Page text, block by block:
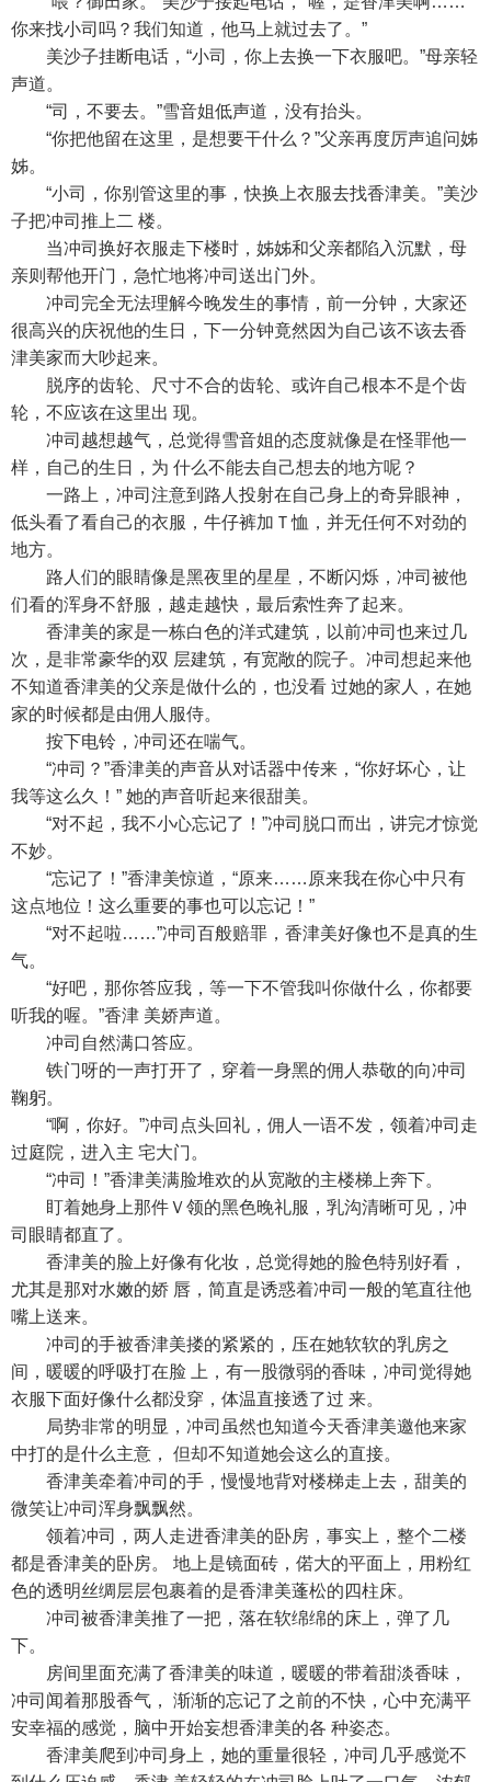
你来找小司吗？我们知道，他马上就过去了。”
美沙子挂断电话，“小司，你上去换一下衣服吧。”母亲轻
声道。
“司，不要去。”雪音姐低声道，没有抬头。
“你把他留在这里，是想要干什么？”父亲再度厉声追问姊
姊。
“小司，你别管这里的事，快换上衣服去找香津美。”美沙
子把冲司推上二 楼。
当冲司换好衣服走下楼时，姊姊和父亲都陷入沉默，母
亲则帮他开门，急忙地将冲司送出门外。
冲司完全无法理解今晚发生的事情，前一分钟，大家还
很高兴的庆祝他的生日，下一分钟竟然因为自己该不该去香
津美家而大吵起来。
脱序的齿轮、尺寸不合的齿轮、或许自己根本不是个齿
轮，不应该在这里出 现。
冲司越想越气，总觉得雪音姐的态度就像是在怪罪他一
样，自己的生日，为 什么不能去自己想去的地方呢？
一路上，冲司注意到路人投射在自己身上的奇异眼神，
低头看了看自己的衣服，牛仔裤加Ｔ恤，并无任何不对劲的
地方。
路人们的眼睛像是黑夜里的星星，不断闪烁，冲司被他
们看的浑身不舒服，越走越快，最后索性奔了起来。
香津美的家是一栋白色的洋式建筑，以前冲司也来过几
次，是非常豪华的双 层建筑，有宽敞的院子。冲司想起来他
不知道香津美的父亲是做什么的，也没看 过她的家人，在她
家的时候都是由佣人服侍。
按下电铃，冲司还在喘气。
“冲司？”香津美的声音从对话器中传来，“你好坏心，让
我等这么久！” 她的声音听起来很甜美。
“对不起，我不小心忘记了！”冲司脱口而出，讲完才惊觉
不妙。
“忘记了！”香津美惊道，“原来……原来我在你心中只有
这点地位！这么重要的事也可以忘记！”
“对不起啦……”冲司百般赔罪，香津美好像也不是真的生
气。
“好吧，那你答应我，等一下不管我叫你做什么，你都要
听我的喔。”香津 美娇声道。
冲司自然满口答应。
铁门呀的一声打开了，穿着一身黑的佣人恭敬的向冲司
鞠躬。
“啊，你好。”冲司点头回礼，佣人一语不发，领着冲司走
过庭院，进入主 宅大门。
“冲司！”香津美满脸堆欢的从宽敞的主楼梯上奔下。
盯着她身上那件Ｖ领的黑色晚礼服，乳沟清晰可见，冲
司眼睛都直了。
香津美的脸上好像有化妆，总觉得她的脸色特别好看，
尤其是那对水嫩的娇 唇，简直是诱惑着冲司一般的笔直往他
嘴上送来。
冲司的手被香津美搂的紧紧的，压在她软软的乳房之
间，暖暖的呼吸打在脸 上，有一股微弱的香味，冲司觉得她
衣服下面好像什么都没穿，体温直接透了过 来。
局势非常的明显，冲司虽然也知道今天香津美邀他来家
中打的是什么主意， 但却不知道她会这么的直接。
香津美牵着冲司的手，慢慢地背对楼梯走上去，甜美的
微笑让冲司浑身飘飘然。
领着冲司，两人走进香津美的卧房，事实上，整个二楼
都是香津美的卧房。 地上是镜面砖，偌大的平面上，用粉红
色的透明丝绸层层包裹着的是香津美蓬松的四柱床。
冲司被香津美推了一把，落在软绵绵的床上，弹了几
下。
房间里面充满了香津美的味道，暖暖的带着甜淡香味，
冲司闻着那股香气， 渐渐的忘记了之前的不快，心中充满平
安幸福的感觉，脑中开始妄想香津美的各 种姿态。
香津美爬到冲司身上，她的重量很轻，冲司几乎感觉不